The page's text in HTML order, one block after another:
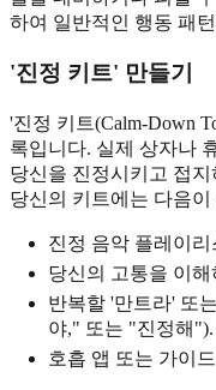
하여 일반적인 행동 패
'진정 키트' 만들기
'진정 키트(Calm-Down
록입니다. 실제 상자나
당신을 진정시키고 접
당신의 키트에는 다음
진정 음악 플레이
당신의 고통을 이
반복할 '만트라' 또
야," 또는 "진정해").
호흡 앱 또는 가이